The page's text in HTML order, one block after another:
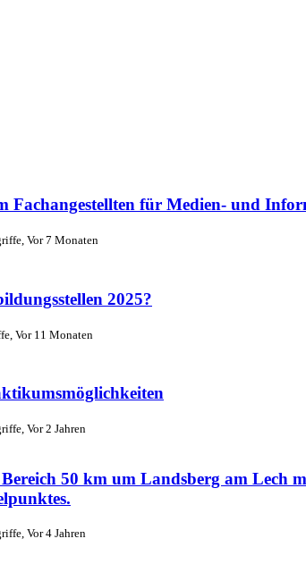
Fachangestellten für Medien- und
Vor 7 Monaten
2025?
Vor 11 Monaten
Vor 2 Jahren
Bereich 50 km um Landsberg am Lech
Vor 4 Jahren